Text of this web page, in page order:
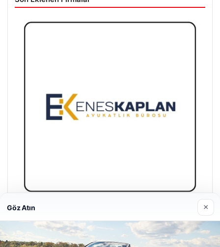
Enes Kaplan Avukatlık Bürosu
28/04/2026
Göz Atın ×